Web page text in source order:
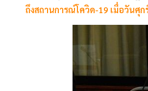
ถึงสถานการณ์โควิด-19 เมื่อวันศุ